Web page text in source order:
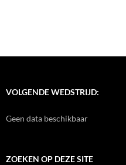
VOLGENDE WEDSTRIJD:
Geen data beschikbaar
ZOEKEN OP DEZE SITE